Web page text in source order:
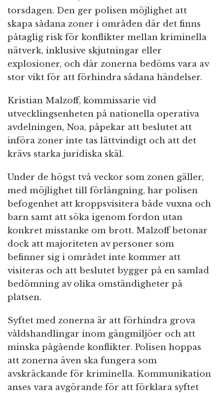
torsdagen. Den ger polisen möjlighet att
skapa sådana zoner i områden där det finns
påtaglig risk för konflikter mellan kriminella
nätverk, inklusive skjutningar eller
explosioner, och där zonerna bedöms vara av
stor vikt för att förhindra sådana händelser.
Kristian Malzoff, kommissarie vid
utvecklingsenheten på nationella operativa
avdelningen, Noa, påpekar att beslutet att
införa zoner inte tas lättvindigt och att det
krävs starka juridiska skäl.
Under de högst två veckor som zonen gäller,
med möjlighet till förlängning, har polisen
befogenhet att kroppsvisitera både vuxna och
barn samt att söka igenom fordon utan
konkret misstanke om brott. Malzoff betonar
dock att majoriteten av personer som
befinner sig i området inte kommer att
visiteras och att beslutet bygger på en samlad
bedömning av olika omständigheter på
platsen.
Syftet med zonerna är att förhindra grova
våldshandlingar inom gängmiljöer och att
minska pågående konflikter. Polisen hoppas
att zonerna även ska fungera som
avskräckande för kriminella. Kommunikation
anses vara avgörande för att förklara syftet